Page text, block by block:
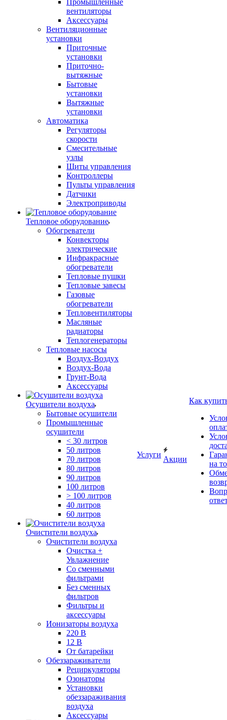
Промышленные
вентиляторы
Аксессуары
Вентиляционные
установки
Приточные
установки
Приточно-
вытяжные
Бытовые
установки
Вытяжные
установки
Автоматика
Регуляторы
скорости
Смесительные
узлы
Щиты управления
Контроллеры
Пульты управления
Датчики
Электроприводы
Тепловое оборудование
Обогреватели
Конвекторы
электрические
Инфракрасные
обогреватели
Тепловые пушки
Тепловые завесы
Газовые
обогреватели
Тепловентиляторы
Масляные
радиаторы
Теплогенераторы
Тепловые насосы
Воздух-Воздух
Воздух-Вода
Грунт-Вода
Аксессуары
Осушители воздуха
Бытовые осушители
Промышленные
осушители
< 30 литров
50 литров
70 литров
80 литров
90 литров
100 литров
> 100 литров
40 литров
60 литров
Очистители воздуха
Очистители воздуха
Очистка +
Увлажнение
Cо сменными
фильтрами
Без сменных
фильтров
Фильтры и
аксессуары
Ионизаторы воздуха
220 В
12 В
От батарейки
Обеззараживатели
Рециркуляторы
Озонаторы
Установки
обеззараживания
воздуха
Аксессуары
Услуги
Акции
Как
на